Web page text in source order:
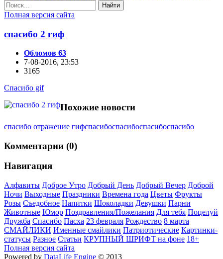
Найти
Полная версия сайта
спасибо 2 гиф
Обломов 63
7-08-2016, 23:53
3165
Спасибо gif
Похожие новости
спасибо отражение гифспасибоспасибоспасибоспасибо
Комментарии (0)
Навигация
Алфавиты Доброе Утро Добрый День Добрый Вечер Доброй
Ночи Выходные Праздники Времена года Цветы Фрукты
Розы Съедобное Напитки Шоколадки Девушки Парни
Животные Юмор Поздравления/Пожелания Для тебя Поцелуй
Дружба Спасибо Пасха 23 февраля Рождество 8 марта
СМАЙЛИКИ Именные смайлики Патриотические Картинки-
статусы Разное Cтатьи КРУПНЫЙ ШРИФТ на фоне 18+
Полная версия сайта
Powered by DataLife Engine © 2013